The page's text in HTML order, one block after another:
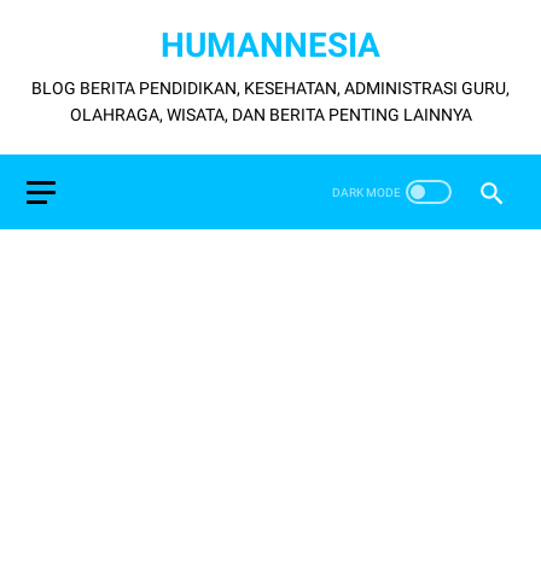
HUMANNESIA
BLOG BERITA PENDIDIKAN, KESEHATAN, ADMINISTRASI GURU,
OLAHRAGA, WISATA, DAN BERITA PENTING LAINNYA